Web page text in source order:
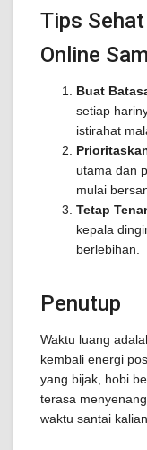
Tips
Online
Buat
setiap
istirahat
utama dan
mulai
Tetap
kepala
berlebihan.
Penutup
Waktu luang
kembali energi
yang bijak, hobi
terasa
waktu santai